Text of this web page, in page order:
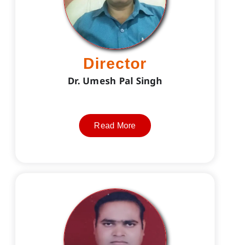
Director
Dr. Umesh Pal Singh
Read More